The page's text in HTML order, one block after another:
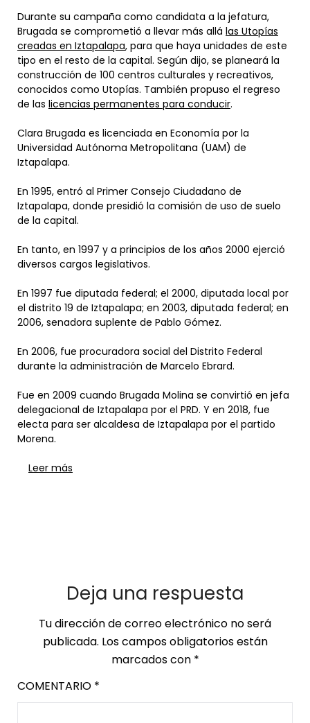
Durante su campaña como candidata a la jefatura,
Brugada se comprometió a llevar más allá las Utopías
creadas en Iztapalapa, para que haya unidades de este
tipo en el resto de la capital. Según dijo, se planeará la
construcción de 100 centros culturales y recreativos,
conocidos como Utopías. También propuso el regreso
de las licencias permanentes para conducir.
Clara Brugada es licenciada en Economía por la
Universidad Autónoma Metropolitana (UAM) de
Iztapalapa.
En 1995, entró al Primer Consejo Ciudadano de
Iztapalapa, donde presidió la comisión de uso de suelo
de la capital.
En tanto, en 1997 y a principios de los años 2000 ejerció
diversos cargos legislativos.
En 1997 fue diputada federal; el 2000, diputada local por
el distrito 19 de Iztapalapa; en 2003, diputada federal; en
2006, senadora suplente de Pablo Gómez.
En 2006, fue procuradora social del Distrito Federal
durante la administración de Marcelo Ebrard.
Fue en 2009 cuando Brugada Molina se convirtió en jefa
delegacional de Iztapalapa por el PRD. Y en 2018, fue
electa para ser alcaldesa de Iztapalapa por el partido
Morena.
Leer más
Deja una respuesta
Tu dirección de correo electrónico no será
publicada. Los campos obligatorios están
marcados con *
COMENTARIO *